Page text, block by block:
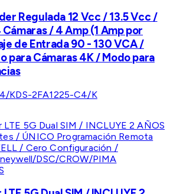
Regulada 12 Vcc / 13.5 Vcc /
/ 4 Amp (1 Amp por
de Entrada 90 - 130 VCA /
para Cámaras 4K / Modo para
KDS-2FA1225-C4/K